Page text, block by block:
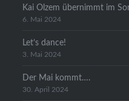
Kai Olzem übernimmt im
6. Mai 2024
Let’s dance!
3. Mai 2024
Der Mai kommt….
30. April 2024